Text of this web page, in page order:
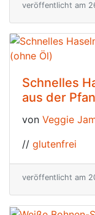
veröffentlicht am
Schnelles
aus der
von Veggie
// glutenfrei
veröffentlicht am